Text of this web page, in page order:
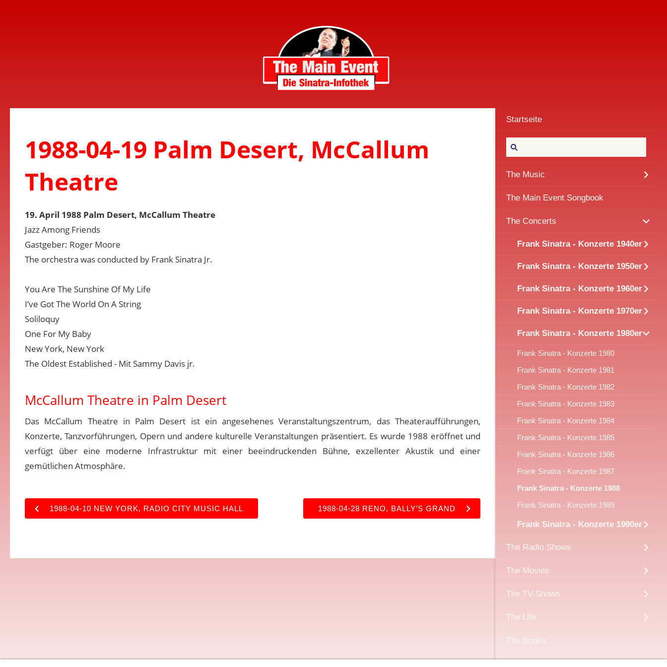
Startseite
The Music
The Main Event Songbook
The Concerts
Frank Sinatra - Konzerte 1940er
Frank Sinatra - Konzerte 1950er
Frank Sinatra - Konzerte 1960er
Frank Sinatra - Konzerte 1970er
Frank Sinatra - Konzerte 1980er
Frank Sinatra - Konzerte 1980
Frank Sinatra - Konzerte 1981
Frank Sinatra - Konzerte 1982
Frank Sinatra - Konzerte 1983
Frank Sinatra - Konzerte 1984
Frank Sinatra - Konzerte 1985
Frank Sinatra - Konzerte 1986
Frank Sinatra - Konzerte 1987
Frank Sinatra - Konzerte 1988
Frank Sinatra - Konzerte 1989
Frank Sinatra - Konzerte 1990er
The Radio Shows
The Movies
The TV-Shows
The Life
The Books
1988-04-19 Palm Desert, McCallum
Theatre
19. April 1988 Palm Desert, McCallum Theatre
Jazz Among Friends
Gastgeber: Roger Moore
The orchestra was conducted by Frank Sinatra Jr.
You Are The Sunshine Of My Life
I’ve Got The World On A String
Soliloquy
One For My Baby
New York, New York
The Oldest Established - Mit Sammy Davis jr.
McCallum Theatre in Palm Desert
Das McCallum Theatre in Palm Desert ist ein angesehenes Veranstaltungszentrum, das Theateraufführungen,
Konzerte, Tanzvorführungen, Opern und andere kulturelle Veranstaltungen präsentiert. Es wurde 1988 eröffnet und
verfügt über eine moderne Infrastruktur mit einer beeindruckenden Bühne, exzellenter Akustik und einer
gemütlichen Atmosphäre.
1988-04-10 NEW YORK, RADIO CITY MUSIC HALL 1988-04-28 RENO, BALLY’S GRAND